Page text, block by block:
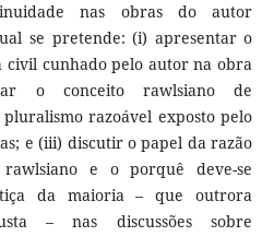
nas obras do autor
se pretende: (i) apresentar o
civil cunhado pelo autor na obra
o conceito rawlsiano de
razoável exposto pelo
e (iii) discutir o papel da razão
e o porquê deve-se
da maioria – que outrora
– nas discussões sobre